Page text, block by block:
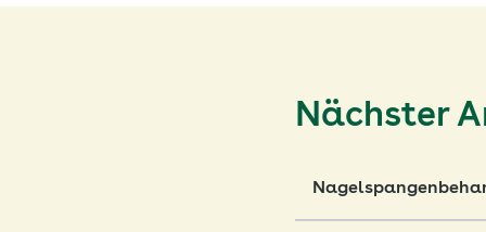
Nächster